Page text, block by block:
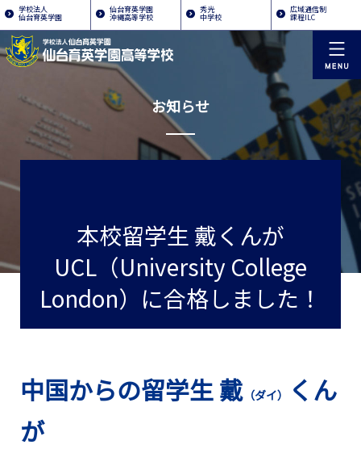
学校法人
仙台育英学園
仙台育英学園
沖縄高等学校
秀光
中学校
広域通信制
課程ILC
お知らせ
本校留学生 戴くんが
UCL（University College
London）に合格しました！
中国からの留学生 戴 （ダイ）
くん
が